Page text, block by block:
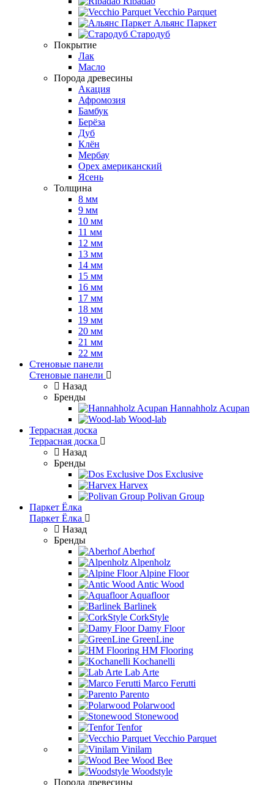
Vecchio Parquet
Альянс Паркет
Стародуб
Покрытие
Лак
Масло
Порода древесины
Акация
Афромозия
Бамбук
Берёза
Дуб
Клён
Мербау
Орех американский
Ясень
Толщина
8 мм
9 мм
10 мм
11 мм
12 мм
13 мм
14 мм
15 мм
16 мм
17 мм
18 мм
19 мм
20 мм
21 мм
22 мм
Стеновые панели
Стеновые панели
Назад
Бренды
Hannahholz Acupan
Wood-lab
Террасная доска
Террасная доска
Назад
Бренды
Dos Exclusive
Harvex
Polivan Group
Паркет Ёлка
Паркет Ёлка
Назад
Бренды
Aberhof
Alpenholz
Alpine Floor
Antic Wood
Aquafloor
Barlinek
CorkStyle
Damy Floor
GreenLine
HM Flooring
Kochanelli
Lab Arte
Marco Ferutti
Parento
Polarwood
Stonewood
Tenfor
Vecchio Parquet
Vinilam
Wood Bee
Woodstyle
Порода древесины